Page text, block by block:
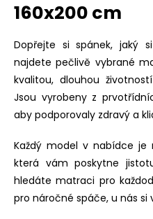
160x200 cm
Dopřejte si spánek, jaký
najdete pečlivě vybrané
kvalitou, dlouhou
Jsou vyrobeny z
aby podporovaly zdravý a
Každý model v nabídce je
která vám poskytne
hledáte matraci pro
pro náročné spáče, u nás si